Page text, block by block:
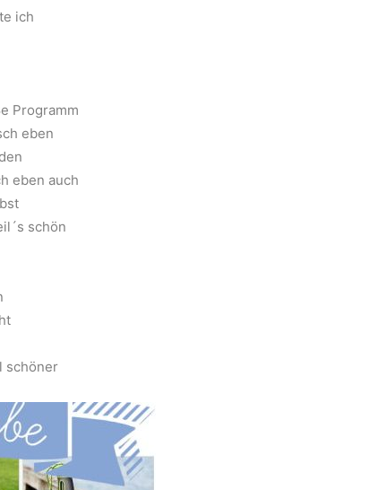
ich
Programm
eben
eben auch
schön
schöner